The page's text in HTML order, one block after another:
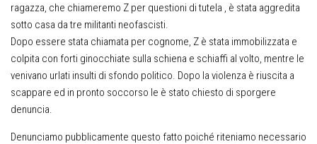
ragazza, che chiameremo Z per questioni di tutela , è stata aggredita
sotto casa da tre militanti neofascisti.
Dopo essere stata chiamata per cognome, Z è stata immobilizzata e
colpita con forti ginocchiate sulla schiena e schiaffi al volto, mentre le
venivano urlati insulti di sfondo politico. Dopo la violenza è riuscita a
scappare ed in pronto soccorso le è stato chiesto di sporgere
denuncia.
Denunciamo pubblicamente questo fatto poiché riteniamo necessario